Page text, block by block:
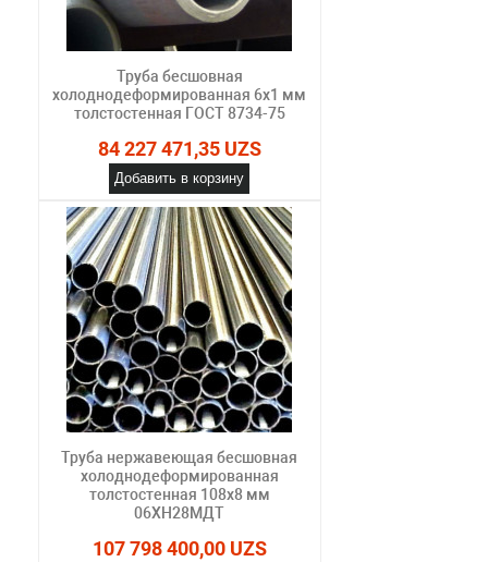
Труба бесшовная
холоднодеформированная 6х1 мм
толстостенная ГОСТ 8734-75
84 227 471,35 UZS
Добавить в корзину
Труба нержавеющая бесшовная
холоднодеформированная
толстостенная 108х8 мм
06ХН28МДТ
107 798 400,00 UZS